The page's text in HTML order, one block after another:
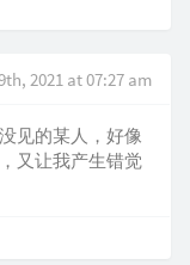
2021 at 07:27 am
见的某人，好像
又让我产生错觉